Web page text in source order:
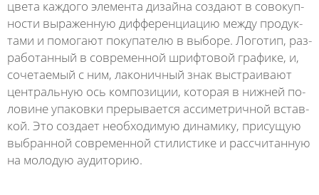
цве­та каж­до­го эле­мен­та ди­зай­на со­зда­ют в со­во­куп­
нос­ти вы­ра­жен­ную диф­фе­рен­ци­а­цию меж­ду про­дук­
та­ми и по­мо­га­ют по­ку­па­те­лю в вы­бо­ре. Ло­го­тип, раз­
ра­бо­тан­ный в со­вре­мен­ной шриф­то­вой гра­фи­ке, и,
со­че­та­е­мый с ним, ла­ко­нич­ный знак вы­стра­ива­ют
цент­раль­ную ось ком­по­зи­ции, ко­то­рая в ниж­ней по­
ло­ви­не упа­ков­ки пре­ры­ва­ет­ся ас­си­мет­рич­ной встав­
кой. Это со­зда­ет не­об­хо­ди­мую ди­на­ми­ку, при­су­щую
вы­бран­ной со­вре­мен­ной сти­лис­ти­ке и рас­счи­тан­ную
на мо­ло­дую ауди­то­рию.